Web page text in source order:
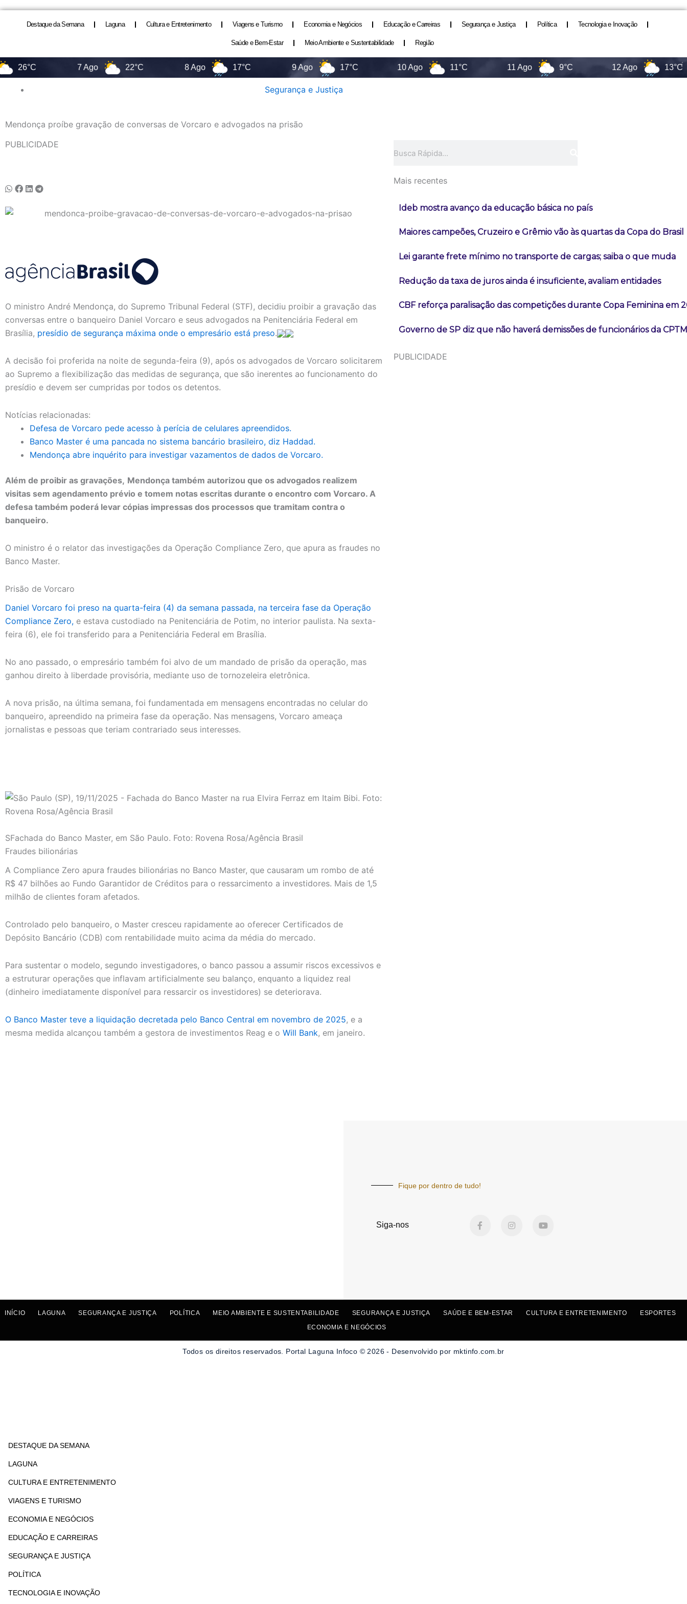
Destaque da Semana Laguna Cultura e Entretenimento Viagens e Turismo Economia e Negócios Educação e Carreiras Segurança e Justiça Política Tecnologia e Inovação
Saúde e Bem-Estar Meio Ambiente e Sustentabilidade Região
22°C 17°C 17°C 10 Ago 11°C 11 Ago 9°C 12 Ago 13°C
Segurança e Justiça
Mendonça proíbe gravação de conversas de Vorcaro e advogados na prisão
PUBLICIDADE
O ministro André Mendonça, do Supremo Tribunal Federal (STF), decidiu proibir a gravação das
conversas entre o banqueiro Daniel Vorcaro e seus advogados na Penitenciária Federal em
Brasília, presídio de segurança máxima onde o empresário está preso.
A decisão foi proferida na noite de segunda-feira (9), após os advogados de Vorcaro solicitarem
ao Supremo a flexibilização das medidas de segurança, que são inerentes ao funcionamento do
presídio e devem ser cumpridas por todos os detentos.
Notícias relacionadas:
Defesa de Vorcaro pede acesso à perícia de celulares apreendidos.
Banco Master é uma pancada no sistema bancário brasileiro, diz Haddad.
Mendonça abre inquérito para investigar vazamentos de dados de Vorcaro.
Além de proibir as gravações, Mendonça também autorizou que os advogados realizem
visitas sem agendamento prévio e tomem notas escritas durante o encontro com Vorcaro. A
defesa também poderá levar cópias impressas dos processos que tramitam contra o
banqueiro.
O ministro é o relator das investigações da Operação Compliance Zero, que apura as fraudes no
Banco Master.
Prisão de Vorcaro
Daniel Vorcaro foi preso na quarta-feira (4) da semana passada, na terceira fase da Operação
Compliance Zero, e estava custodiado na Penitenciária de Potim, no interior paulista. Na sexta-
feira (6), ele foi transferido para a Penitenciária Federal em Brasília.
No ano passado, o empresário também foi alvo de um mandado de prisão da operação, mas
ganhou direito à liberdade provisória, mediante uso de tornozeleira eletrônica.
A nova prisão, na última semana, foi fundamentada em mensagens encontradas no celular do
banqueiro, apreendido na primeira fase da operação. Nas mensagens, Vorcaro ameaça
jornalistas e pessoas que teriam contrariado seus interesses.
SFachada do Banco Master, em São Paulo. Foto: Rovena Rosa/Agência Brasil
Fraudes bilionárias
A Compliance Zero apura fraudes bilionárias no Banco Master, que causaram um rombo de até
R$ 47 bilhões ao Fundo Garantidor de Créditos para o ressarcimento a investidores. Mais de 1,5
milhão de clientes foram afetados.
Controlado pelo banqueiro, o Master cresceu rapidamente ao oferecer Certificados de
Depósito Bancário (CDB) com rentabilidade muito acima da média do mercado.
Para sustentar o modelo, segundo investigadores, o banco passou a assumir riscos excessivos e
a estruturar operações que inflavam artificialmente seu balanço, enquanto a liquidez real
(dinheiro imediatamente disponível para ressarcir os investidores) se deteriorava.
O Banco Master teve a liquidação decretada pelo Banco Central em novembro de 2025, e a
mesma medida alcançou também a gestora de investimentos Reag e o Will Bank, em janeiro.
Mais recentes
Ideb mostra avanço da educação básica no país
Maiores campeões, Cruzeiro e Grêmio vão às quartas da Copa do Brasil
Lei garante frete mínimo no transporte de cargas; saiba o que muda
Redução da taxa de juros ainda é insuficiente, avaliam entidades
CBF reforça paralisação das competições durante Copa Feminina em
Governo de SP diz que não haverá demissões de funcionários da CPTM
PUBLICIDADE
Fique por dentro de tudo!
Siga-nos
a
n
o
INÍCIO LAGUNA SEGURANÇA E JUSTIÇA POLÍTICA MEIO AMBIENTE E SUSTENTABILIDADE SEGURANÇA E JUSTIÇA SAÚDE E BEM-ESTAR CULTURA E ENTRETENIMENTO
ESPORTES
ECONOMIA E NEGÓCIOS
Todos os direitos reservados. Portal Laguna Infoco © 2026 - Desenvolvido por mktinfo.com.br
DESTAQUE DA SEMANA
LAGUNA
CULTURA E ENTRETENIMENTO
VIAGENS E TURISMO
ECONOMIA E NEGÓCIOS
EDUCAÇÃO E CARREIRAS
SEGURANÇA E JUSTIÇA
POLÍTICA
TECNOLOGIA E INOVAÇÃO